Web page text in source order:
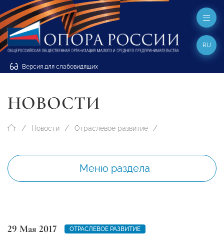
Версия для слабовидящих
RU
НОВОСТИ
Новости Отраслевое развитие
Меню раздела
29 Мая 2017
ОТРАСЛЕВОЕ РАЗВИТИЕ